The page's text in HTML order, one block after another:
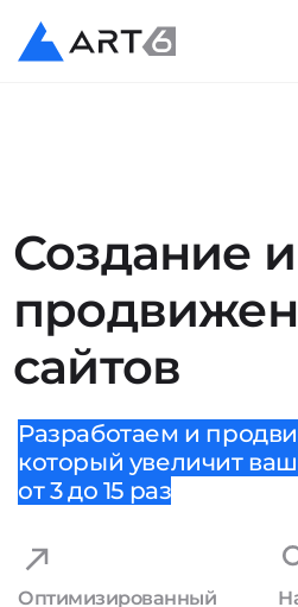
Создание и
сайтов
Разработаем и
который увеличит
от 3 до 15 раз
Оптимизированный